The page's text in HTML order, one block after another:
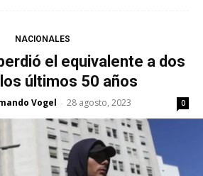
NACIONALES
el equivalente a dos
últimos 50 años
Vogel - 28 agosto, 2023 0